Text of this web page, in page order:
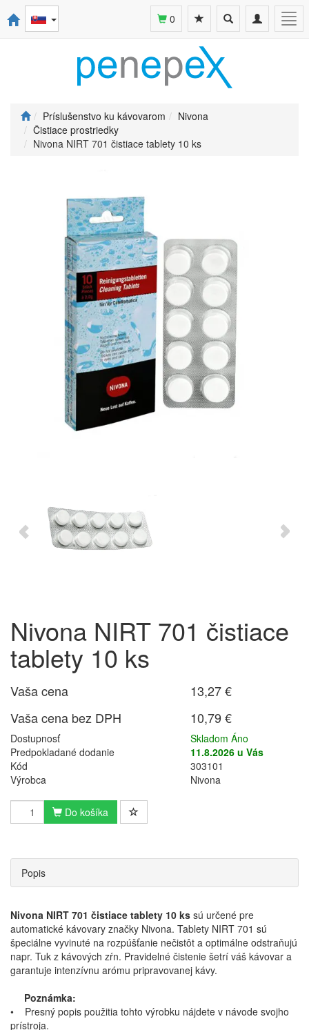
Toggle
navigation
Toggle
search
0
Príslušenstvo ku kávovarom
Nivona
Čistiace prostriedky
Nivona NIRT 701 čistiace tablety 10 ks
Nivona NIRT 701 čistiace
tablety 10 ks
Vaša cena
13,27 €
Vaša cena bez DPH
10,79 €
Dostupnosť
Skladom Áno
Predpokladané dodanie
11.8.2026 u Vás
Kód
303101
Výrobca
Nivona
Do košíka
Popis
Nivona NIRT 701 čistiace tablety 10 ks sú určené pre
automatické kávovary značky Nivona. Tablety NIRT 701 sú
špeciálne vyvinuté na rozpúšťanie nečistôt a optimálne odstraňujú
napr. Tuk z kávových zŕn. Pravidelné čistenie šetrí váš kávovar a
garantuje intenzívnu arómu pripravovanej kávy.
Poznámka:
• Presný popis použitia tohto výrobku nájdete v návode svojho
prístroja.